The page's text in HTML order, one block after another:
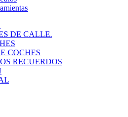
DE CALLE.
COCHES
RECUERDOS